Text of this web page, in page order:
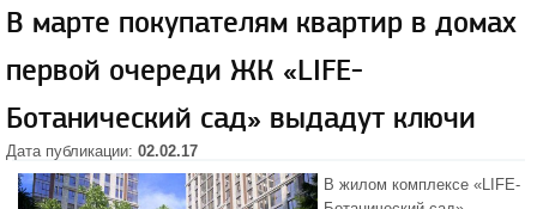
В марте покупателям квартир в домах
первой очереди ЖК «LIFE-
Ботанический сад» выдадут ключи
Дата публикации: 02.02.17
В жилом комплексе «LIFE-